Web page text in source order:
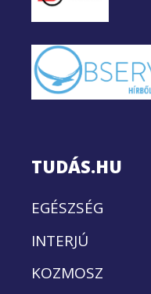
TUDÁS.HU
EGÉSZSÉG
INTERJÚ
KOZMOSZ